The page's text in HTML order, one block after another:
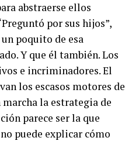
abstraerse ellos
por sus hijos”,
poquito de esa
Y que él también. Los
e incriminadores. El
los escasos motores de
la estrategia de
parece ser la que
puede explicar cómo